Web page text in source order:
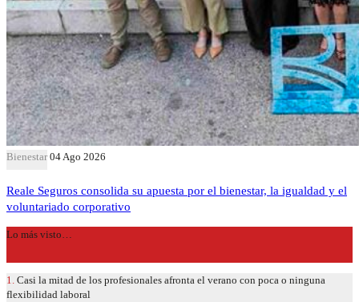
Bienestar 04 Ago 2026
Reale Seguros consolida su apuesta por el bienestar, la igualdad y el
voluntariado corporativo
Lo más visto…
1. Casi la mitad de los profesionales afronta el verano con poca o ninguna
flexibilidad laboral